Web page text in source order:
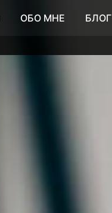
ОБО МНЕ БЛОГ